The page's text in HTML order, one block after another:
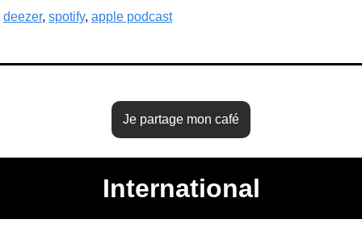
deezer, spotify, apple podcast
Je partage mon café
International